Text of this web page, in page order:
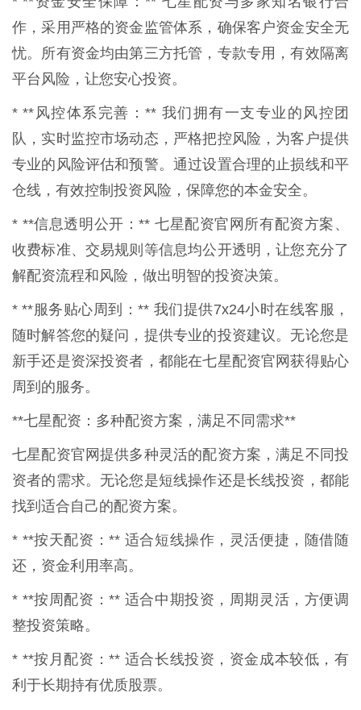
作，采用严格的资金监管体系，确保客户资金安全无
忧。所有资金均由第三方托管，专款专用，有效隔离
平台风险，让您安心投资。
* **风控体系完善：** 我们拥有一支专业的风控团
队，实时监控市场动态，严格把控风险，为客户提供
专业的风险评估和预警。通过设置合理的止损线和平
仓线，有效控制投资风险，保障您的本金安全。
* **信息透明公开：** 七星配资官网所有配资方案、
收费标准、交易规则等信息均公开透明，让您充分了
解配资流程和风险，做出明智的投资决策。
* **服务贴心周到：** 我们提供7x24小时在线客服，
随时解答您的疑问，提供专业的投资建议。无论您是
新手还是资深投资者，都能在七星配资官网获得贴心
周到的服务。
**七星配资：多种配资方案，满足不同需求**
七星配资官网提供多种灵活的配资方案，满足不同投
资者的需求。无论您是短线操作还是长线投资，都能
找到适合自己的配资方案。
* **按天配资：** 适合短线操作，灵活便捷，随借随
还，资金利用率高。
* **按周配资：** 适合中期投资，周期灵活，方便调
整投资策略。
* **按月配资：** 适合长线投资，资金成本较低，有
利于长期持有优质股票。